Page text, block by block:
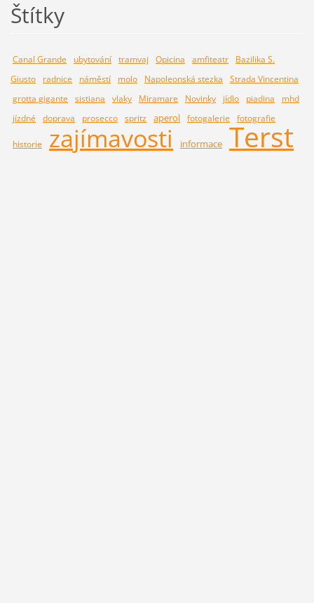
Štítky
Canal Grande ubytování tramvaj Opicina amfiteatr
Bazilika S.
Giusto
radnice náměstí molo Napoleonská stezka
Strada Vincentina
grotta gigante
sistiana vlaky Miramare Novinky jídlo piadina
mhd
jízdné
doprava prosecco spritz aperol fotogalerie fotografie
historie zajímavosti informace Terst